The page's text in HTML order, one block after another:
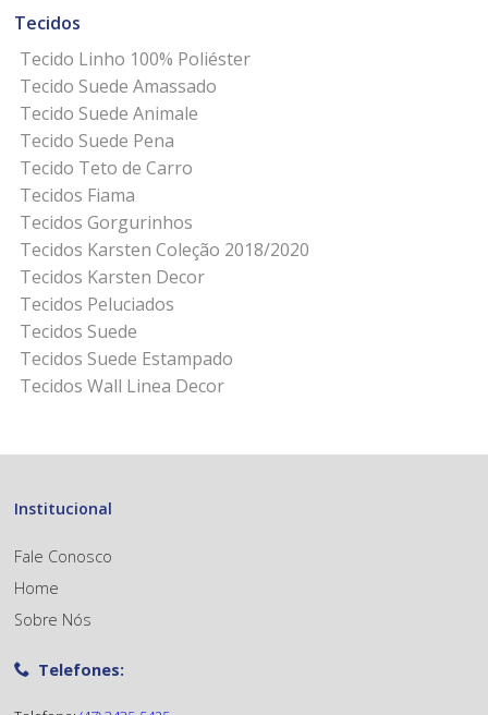
Tecidos
Tecido Linho 100% Poliéster
Tecido Suede Amassado
Tecido Suede Animale
Tecido Suede Pena
Tecido Teto de Carro
Tecidos Fiama
Tecidos Gorgurinhos
Tecidos Karsten Coleção 2018/2020
Tecidos Karsten Decor
Tecidos Peluciados
Tecidos Suede
Tecidos Suede Estampado
Tecidos Wall Linea Decor
Institucional
Fale Conosco
Home
Sobre Nós
Telefones: